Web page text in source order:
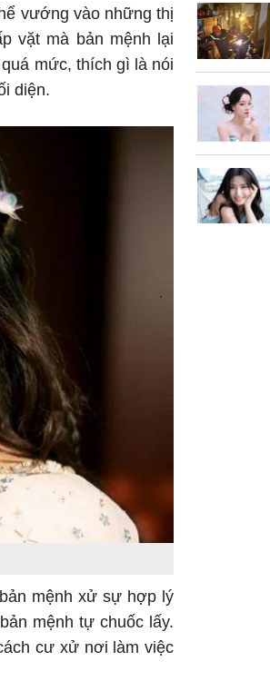
vướng vào những thị
vặt mà bản mệnh lại
mức, thích gì là nói
diện.
mệnh xử sự hợp lý
mệnh tự chuốc lấy.
cư xử nơi làm việc